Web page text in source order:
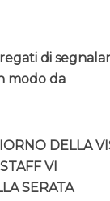
di
modo da
DELLA
VI
SERATA